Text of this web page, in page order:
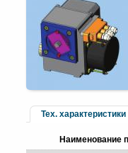
Тех. характеристики
Наименование